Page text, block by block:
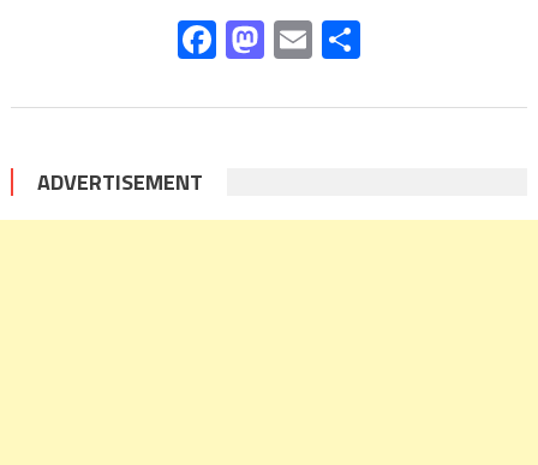
Facebook
Mastodon
Email
ADVERTISEMENT